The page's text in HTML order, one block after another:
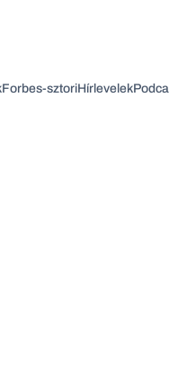
Forbes-sztoriHírlevelek